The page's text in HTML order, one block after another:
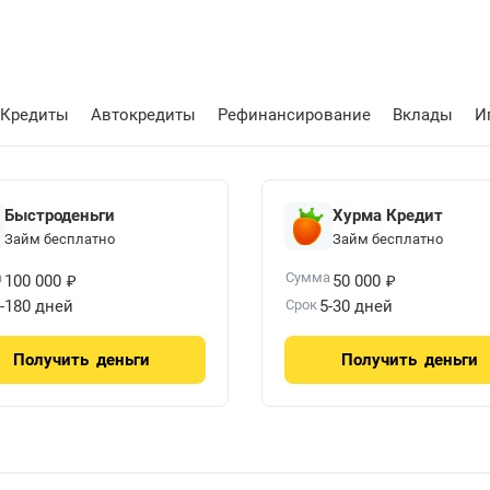
48.2194 +0.254
22.0144
22.5732
Кредиты Автокредиты Рефинансирование Вклады
Быстроденьги
Займ бесплатно
100 000 ₽
180 дней
Получить деньги
Хурма Кредит
Займ бесплатно
Сумма 50 000 ₽
Срок 5-30 дней
Получить деньги